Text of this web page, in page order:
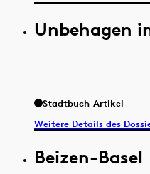
Unbehagen
Stadtbuch-Artikel
Weitere Details des
Beizen-Basel